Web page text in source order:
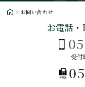
お問い合わせ
お電話
受